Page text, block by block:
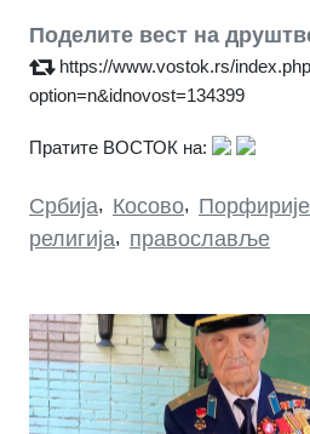
Поделите вест на
https://www.vostok.rs/
option=n&idnovost=134399
Пратите ВОСТОК на:
Србија, Косово, Порфирије
религија, православље